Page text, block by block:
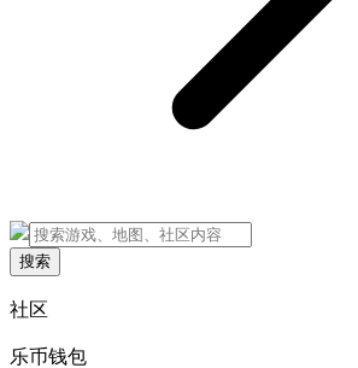
搜索
社区
乐币钱包